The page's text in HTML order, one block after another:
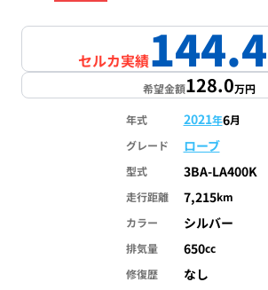
セルカ実績144.4
希望金額128.0万円
年式 2021年6月
グレード
ローブ
型式 3BA-LA400K
走行距離 7,215km
カラー
シルバー
排気量 650cc
修復歴
なし